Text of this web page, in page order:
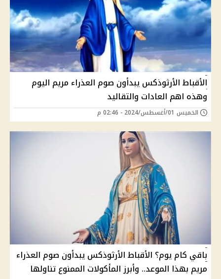
الأقباط الأرثوذكس يبدأون صوم العذراء مريم اليوم
وهذه اهم العادات والتقاليد
الخميس 01/أغسطس/2024 - 02:46 م
باقي كام يوم؟ الأقباط الأرثوذكس يبدأون صوم العذراء
مريم بهذا الموعد.. وأبرز المأكولات الممنوع تناولها